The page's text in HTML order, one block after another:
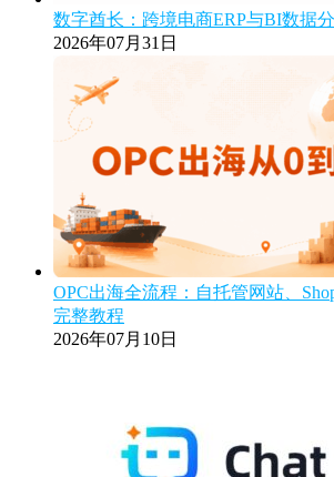
数字酋长：跨境电商ERP与BI数据
2026年07月31日
OPC出海全流程：自托管网站、
完整教程
2026年07月10日